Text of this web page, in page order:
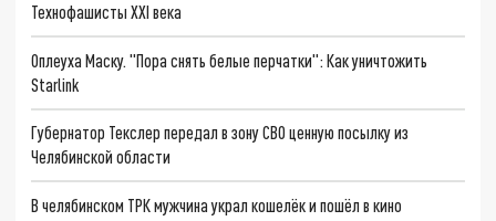
Технофашисты XXI века
Оплеуха Маску. "Пора снять белые перчатки": Как уничтожить
Starlink
Губернатор Текслер передал в зону СВО ценную посылку из
Челябинской области
В челябинском ТРК мужчина украл кошелёк и пошёл в кино